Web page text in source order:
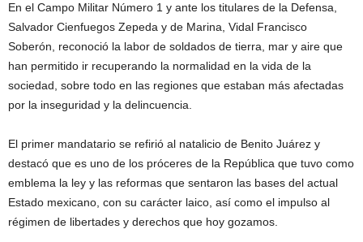
En el Campo Militar Número 1 y ante los titulares de la Defensa,
Salvador Cienfuegos Zepeda y de Marina, Vidal Francisco
Soberón, reconoció la labor de soldados de tierra, mar y aire que
han permitido ir recuperando la normalidad en la vida de la
sociedad, sobre todo en las regiones que estaban más afectadas
por la inseguridad y la delincuencia.
El primer mandatario se refirió al natalicio de Benito Juárez y
destacó que es uno de los próceres de la República que tuvo como
emblema la ley y las reformas que sentaron las bases del actual
Estado mexicano, con su carácter laico, así como el impulso al
régimen de libertades y derechos que hoy gozamos.